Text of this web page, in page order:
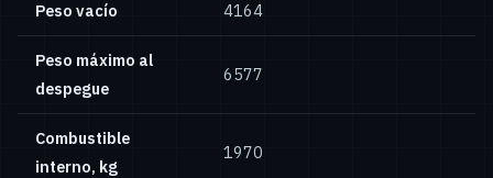
Peso vacío 4164
Peso máximo al
despegue
6577
Combustible
interno, kg
1970